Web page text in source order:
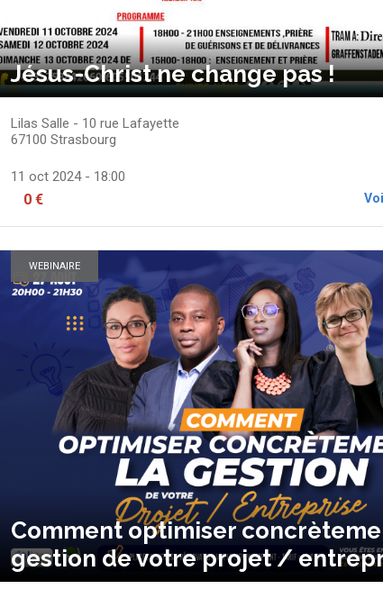
Jésus-Christ ne change pas !
Lilas Salle - 10 rue Lafayette
67100 Strasbourg
11 oct 2024 - 18:00
0 €
WEBINAIRE
Comment optimiser
gestion de votre projet /